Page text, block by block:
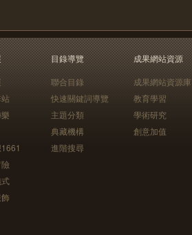
目錄導覽
聯合目錄
快速關鍵詞導覽
主題分類
典藏機構
進階搜尋
成果網站資源
成果網站資源庫
教育學習
學術研究
創意加值